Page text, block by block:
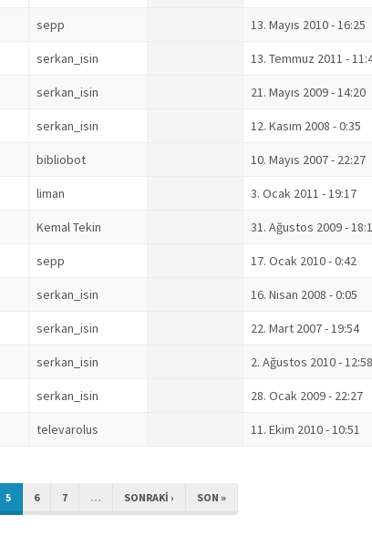
sepp 13. Mayıs 2010 - 16:25
serkan_isin 13. Temmuz 2011 -
serkan_isin 21. Mayıs 2009 - 14:20
serkan_isin 12. Kasım 2008 - 0:35
bibliobot 10. Mayıs 2007 - 22:27
liman 3. Ocak 2011 - 19:17
Kemal Tekin 31. Ağustos 2009 -
sepp 17. Ocak 2010 - 0:42
serkan_isin 16. Nisan 2008 - 0:05
serkan_isin 22. Mart 2007 - 19:54
serkan_isin 2. Ağustos 2010 - 12:58
serkan_isin 28. Ocak 2009 - 22:27
televarolus 11. Ekim 2010 - 10:51
5 6 7 … SONRAKI › SON »